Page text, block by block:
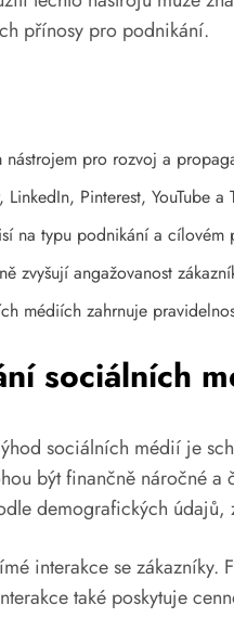
přínosy pro podnikání.
pro rozvoj a
Pinterest, YouTube
na typu podnikání a cílovém
zvyšují angažovanost
médiích zahrnuje
sociálních
sociálních médií je
být finančně náročné
demografických
interakce se zákazníky.
také poskytuje